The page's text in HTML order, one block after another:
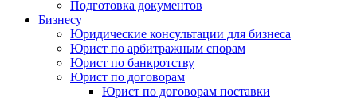
Подготовка документов
Бизнесу
Юридические консультации для бизнеса
Юрист по арбитражным спорам
Юрист по банкротству
Юрист по договорам
Юрист по договорам поставки